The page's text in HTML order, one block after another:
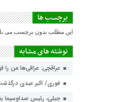
برچسب ها
این مطلب بدون برچسب می
نوشته های مشابه
عراقچی: عراقی‌ها من
فوری/ اکبر عبدی
جبلی، رئیس